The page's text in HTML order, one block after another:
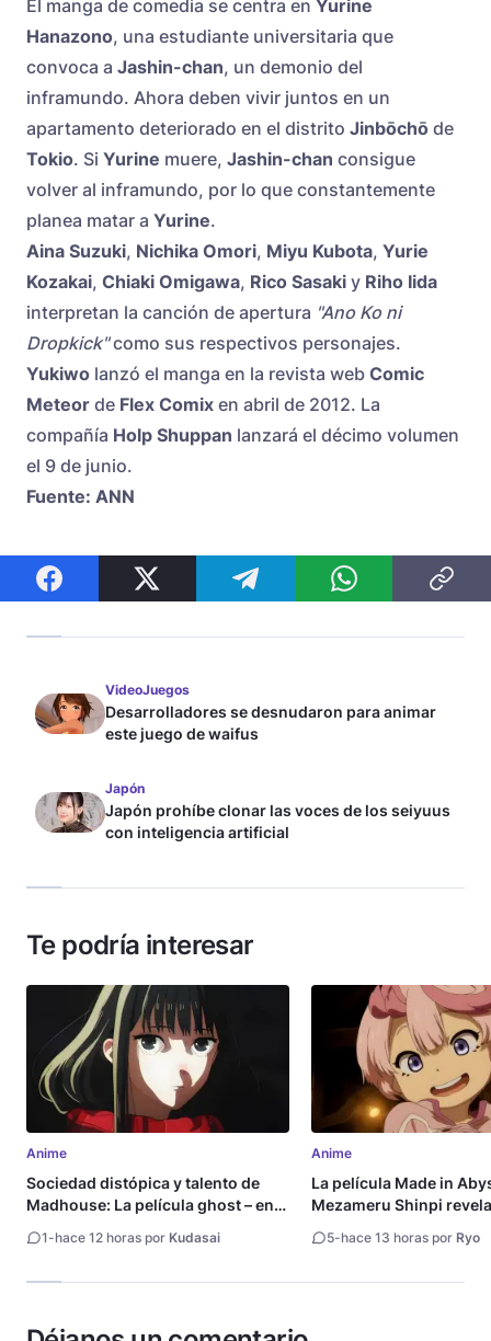
El manga de comedia se centra en Yurine
Hanazono, una estudiante universitaria que
convoca a Jashin-chan, un demonio del
inframundo. Ahora deben vivir juntos en un
apartamento deteriorado en el distrito Jinbōchō de
Tokio. Si Yurine muere, Jashin-chan consigue
volver al inframundo, por lo que constantemente
planea matar a Yurine.
Aina Suzuki, Nichika Omori, Miyu Kubota, Yurie
Kozakai, Chiaki Omigawa, Rico Sasaki y Riho Iida
interpretan la canción de apertura "Ano Ko ni
Dropkick"como sus respectivos personajes.
Yukiwo lanzó el manga en la revista web Comic
Meteor de Flex Comix en abril de 2012. La
compañía Holp Shuppan lanzará el décimo volumen
el 9 de junio.
Fuente: ANN
VideoJuegos
Desarrolladores se desnudaron para animar
este juego de waifus
Japón
Japón prohíbe clonar las voces de los seiyuus
con inteligencia artificial
Te podría interesar
Anime
Sociedad distópica y talento de
Madhouse: La película ghost – end
1-hace 12 horas por Kudasai
Anime
La película Made in
Mezameru Shinpi
5-hace 13 horas por Ryo